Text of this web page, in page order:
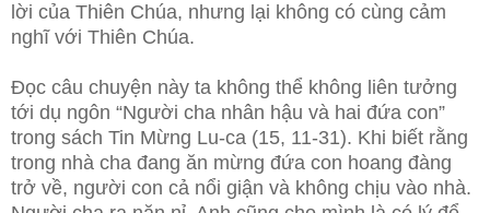
lời của Thiên Chúa, nhưng lại không có cùng cảm
nghĩ với Thiên Chúa.
Đọc câu chuyện này ta không thể không liên tưởng
tới dụ ngôn “Người cha nhân hậu và hai đứa con”
trong sách Tin Mừng Lu-ca (15, 11-31). Khi biết rằng
trong nhà cha đang ăn mừng đứa con hoang đàng
trở về, người con cả nổi giận và không chịu vào nhà.